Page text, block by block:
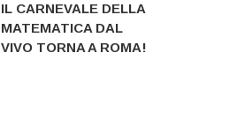
IL CARNEVALE DELLA
MATEMATICA DAL
VIVO TORNA A ROMA!